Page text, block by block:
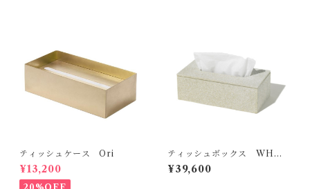
ティッシュケース Ori
¥13,200
ティッシュボックス WH s
oil
¥39,600